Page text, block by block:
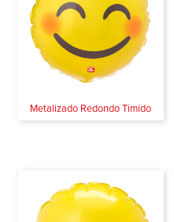
Metalizado Redondo Timido